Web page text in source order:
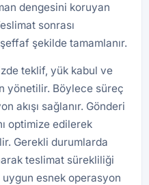
dengesini koruyan
sonrası
şekilde tamamlanır.
teklif, yük kabul ve
yönetilir. Böylece süreç
akışı sağlanır. Gönderi
optimize edilerek
Gerekli durumlarda
teslimat sürekliliği
esnek operasyon